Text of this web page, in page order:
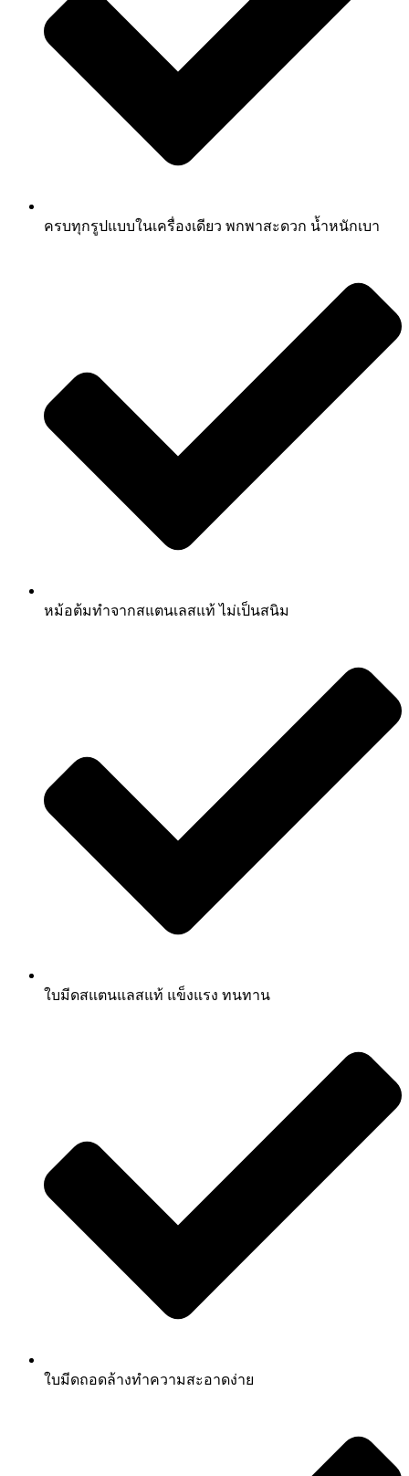
ครบทุกรูปแบบในเครื่องเดียว พกพาสะดวก น้ำหนักเบา
หม้อต้มทำจากสแตนเลสแท้ ไม่เป็นสนิม
ใบมีดสแตนแลสแท้ แข็งแรง ทนทาน
ใบมีดถอดล้างทำความสะอาดง่าย